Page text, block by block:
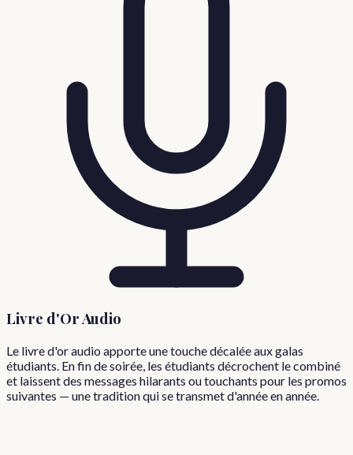
Livre d'Or Audio
Le livre d'or audio apporte une touche décalée aux galas
étudiants. En fin de soirée, les étudiants décrochent le combiné
et laissent des messages hilarants ou touchants pour les promos
suivantes — une tradition qui se transmet d'année en année.